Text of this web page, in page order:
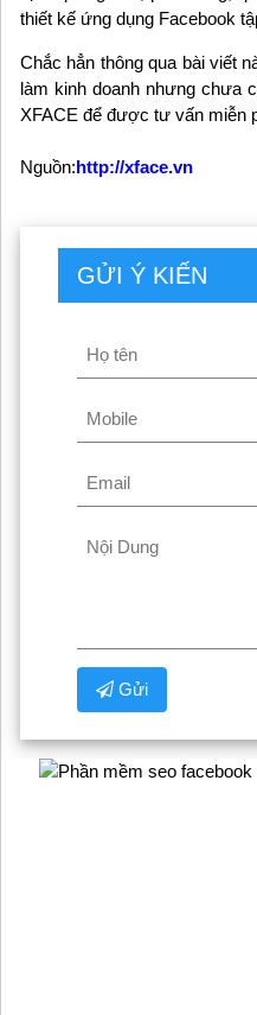
thiết kế ứng dụng Facebook
Chắc hẳn thông qua bài viết
làm kinh doanh nhưng chưa
XFACE để được tư vấn miễn
Nguồn:http://xface.vn
GỬI Ý KIẾN
Gửi